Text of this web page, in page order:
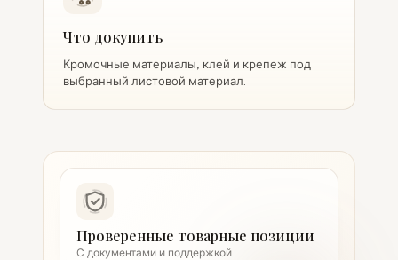
Что докупить
Кромочные материалы, клей и крепеж под
выбранный листовой материал.
Проверенные товарные позиции
С документами и поддержкой